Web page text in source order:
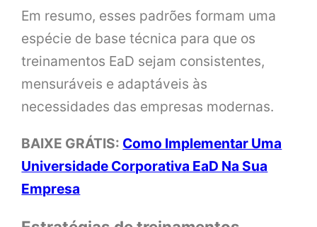
Em resumo, esses padrões formam uma
espécie de base técnica para que os
treinamentos EaD sejam consistentes,
mensuráveis e adaptáveis às
necessidades das empresas modernas.
BAIXE GRÁTIS: Como Implementar Uma
Universidade Corporativa EaD Na Sua
Empresa